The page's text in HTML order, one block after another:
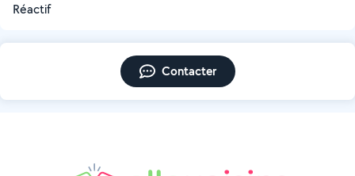
Réactif
Contacter